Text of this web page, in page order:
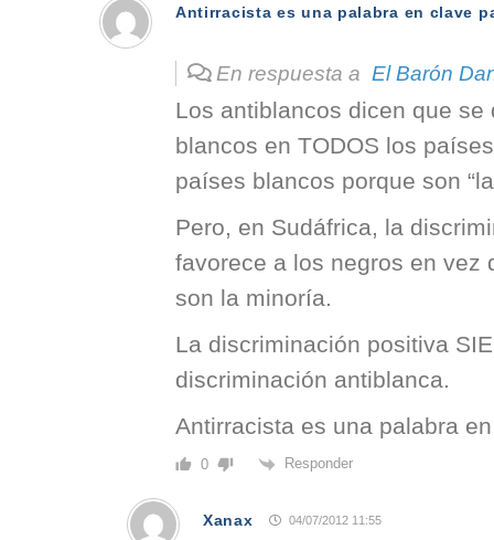
Antirracista es una palabra en clave
En respuesta a El Barón
Los antiblancos dicen que
blancos en TODOS los
países blancos porque son
Pero, en Sudáfrica, la
favorece a los negros en vez
son la minoría.
La discriminación positiva
discriminación antiblanca.
Antirracista es una palabra
0 Responder
Xanax 04/07/2012 11:55